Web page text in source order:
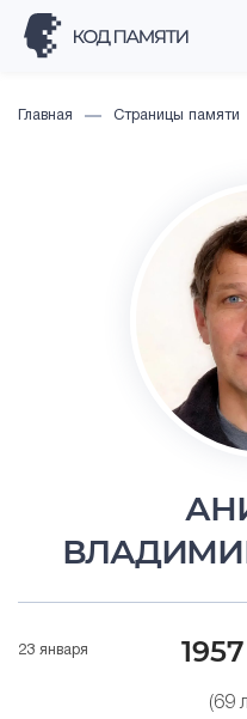
Главная Страницы памяти
23 января
(69